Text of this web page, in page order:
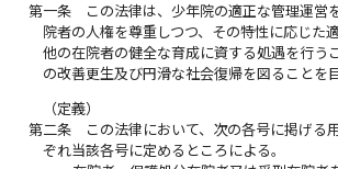
第一条
この法律は、少年院の適正な管理運営
院者の人権を尊重しつつ、その特性に応じた
他の在院者の健全な育成に資する処遇を行う
の改善更生及び円滑な社会復帰を図ることを
（定義）
第二条
この法律において、次の各号に掲げる
ぞれ当該各号に定めるところによる。